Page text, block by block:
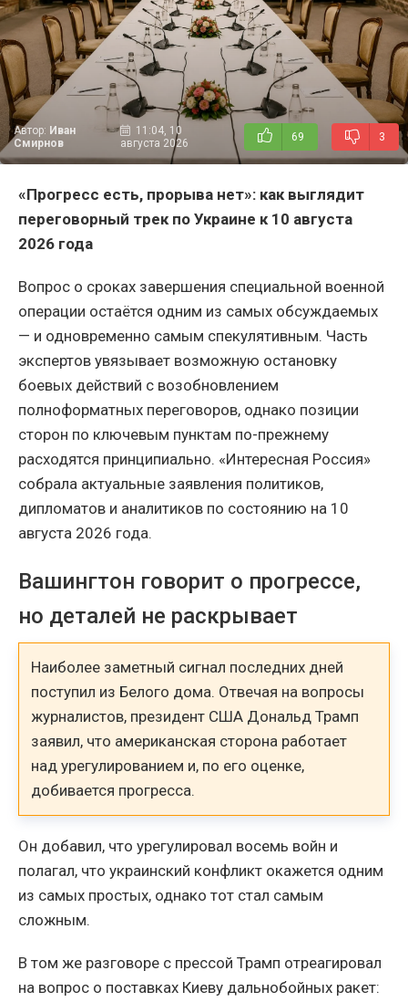
Автор: Иван
Смирнов
11:04, 10
августа 2026
69 3
«Прогресс есть, прорыва нет»: как выглядит
переговорный трек по Украине к 10 августа
2026 года
Вопрос о сроках завершения специальной военной
операции остаётся одним из самых обсуждаемых
— и одновременно самым спекулятивным. Часть
экспертов увязывает возможную остановку
боевых действий с возобновлением
полноформатных переговоров, однако позиции
сторон по ключевым пунктам по-прежнему
расходятся принципиально. «Интересная Россия»
собрала актуальные заявления политиков,
дипломатов и аналитиков по состоянию на 10
августа 2026 года.
Вашингтон говорит о прогрессе,
но деталей не раскрывает
Наиболее заметный сигнал последних дней
поступил из Белого дома. Отвечая на вопросы
журналистов, президент США Дональд Трамп
заявил, что американская сторона работает
над урегулированием и, по его оценке,
добивается прогресса.
Он добавил, что урегулировал восемь войн и
полагал, что украинский конфликт окажется одним
из самых простых, однако тот стал самым
сложным.
В том же разговоре с прессой Трамп отреагировал
на вопрос о поставках Киеву дальнобойных ракет: